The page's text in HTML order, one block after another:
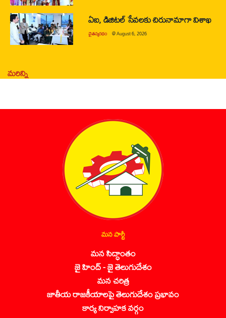
ఏఐ, డిజిటల్ సేవలకు చిరునామాగా విశాఖ
చైతన్యరధం @August 6, 2026
మరిన్ని
మన పార్టీ
మన సిద్ధాంతం
జై హింద్ - జై తెలుగుదేశం
మన చరిత్ర
జాతీయ రాజకీయాలపై తెలుగుదేశం ప్రభావం
కార్య నిర్వాహక వర్గం